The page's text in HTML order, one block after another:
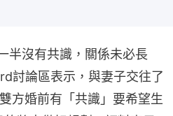
半沒有共識，關係未必長
討論區表示，與妻子交往了
方婚前有「共識」要希望生